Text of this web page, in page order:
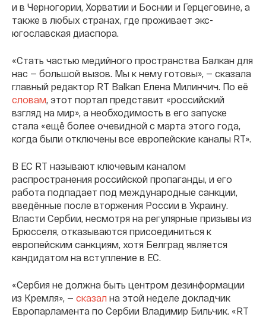
и в Черногории, Хорватии и Боснии и Герцеговине, а
также в любых странах, где проживает экс-
югославская диаспора.
«Стать частью медийного пространства Балкан для
нас — большой вызов. Мы к нему готовы», — сказала
главный редактор RT Balkan Елена Милинчич. По её
словам , этот портал представит «российский
взгляд на мир», а необходимость в его запуске
стала «ещё более очевидной с марта этого года,
когда были отключены все европейские каналы RT».
В ЕС RT называют ключевым каналом
распространения российской пропаганды, и его
работа подпадает под международные санкции,
введённые после вторжения России в Украину.
Власти Сербии, несмотря на регулярные призывы из
Брюсселя, отказываются присоединиться к
европейским санкциям, хотя Белград является
кандидатом на вступление в ЕС.
«Сербия не должна быть центром дезинформации
из Кремля», — сказал на этой неделе докладчик
Европарламента по Сербии Владимир Бильчик. «RT